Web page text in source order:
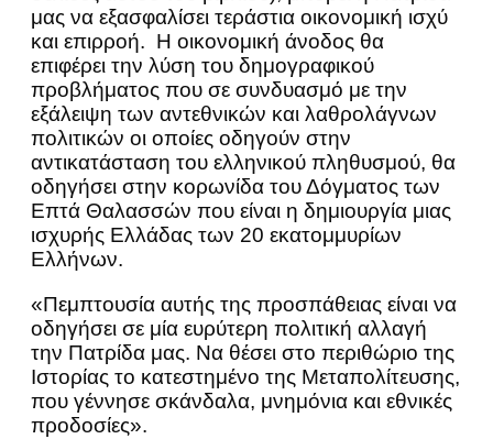
μας να εξασφαλίσει τεράστια οικονομική ισχύ
και επιρροή. Η οικονομική άνοδος θα
επιφέρει την λύση του δημογραφικού
προβλήματος που σε συνδυασμό με την
εξάλειψη των αντεθνικών και λαθρολάγνων
πολιτικών οι οποίες οδηγούν στην
αντικατάσταση του ελληνικού πληθυσμού, θα
οδηγήσει στην κορωνίδα του Δόγματος των
Επτά Θαλασσών που είναι η δημιουργία μιας
ισχυρής Ελλάδας των 20 εκατομμυρίων
Ελλήνων.
«Πεμπτουσία αυτής της προσπάθειας είναι να
οδηγήσει σε μία ευρύτερη πολιτική αλλαγή
την Πατρίδα μας. Να θέσει στο περιθώριο της
Ιστορίας το κατεστημένο της Μεταπολίτευσης,
που γέννησε σκάνδαλα, μνημόνια και εθνικές
προδοσίες».